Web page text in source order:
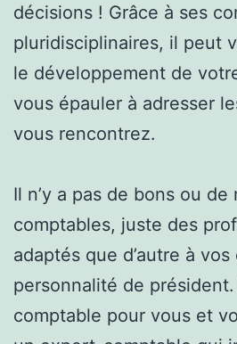
décisions ! Grâce à ses
pluridisciplinaires, il peut
le développement de
vous épauler à adresser
vous rencontrez.
Il n’y a pas de bons ou
comptables, juste des
adaptés que d’autre à
personnalité de
comptable pour vous et